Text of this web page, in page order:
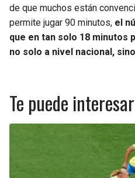
de que muchos están
permite jugar 90 minutos, el
que en tan solo 18 minutos
no solo a nivel nacional,
Te puede